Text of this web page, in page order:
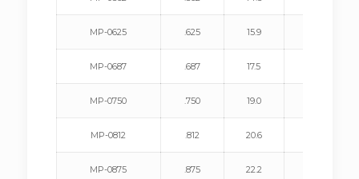
MP-0625 .625 15.9
MP-0687 .687 17.5
MP-0750 .750 19.0
MP-0812 .812 20.6
MP-0875 .875 22.2